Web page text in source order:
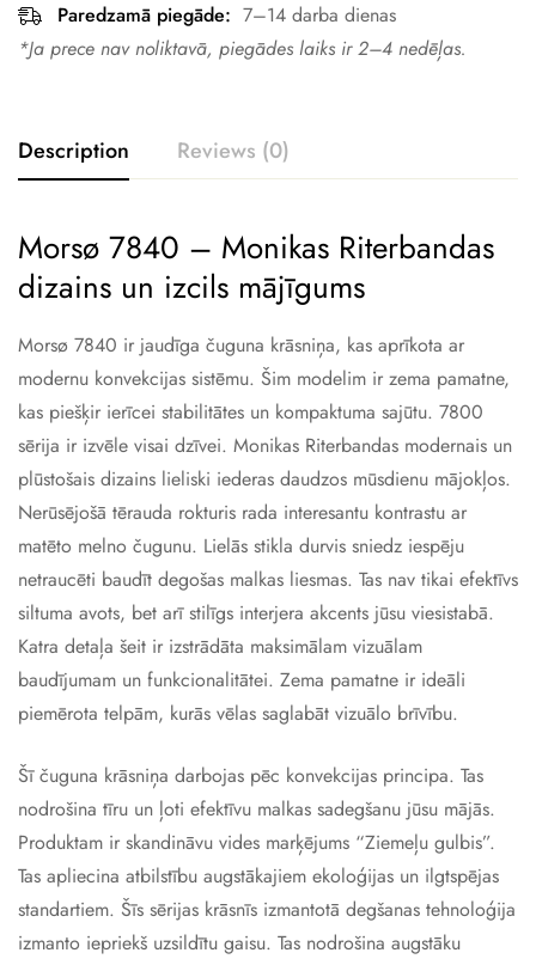
Paredzamā piegāde: 7–14 darba dienas
*Ja prece nav noliktavā, piegādes laiks ir 2–4 nedēļas.
Description Reviews (0)
Morsø 7840 – Monikas Riterbandas
dizains un izcils mājīgums
Morsø 7840 ir jaudīga čuguna krāsniņa, kas aprīkota ar
modernu konvekcijas sistēmu. Šim modelim ir zema pamatne,
kas piešķir ierīcei stabilitātes un kompaktuma sajūtu. 7800
sērija ir izvēle visai dzīvei. Monikas Riterbandas modernais un
plūstošais dizains lieliski iederas daudzos mūsdienu mājokļos.
Nerūsējošā tērauda rokturis rada interesantu kontrastu ar
matēto melno čugunu. Lielās stikla durvis sniedz iespēju
netraucēti baudīt degošas malkas liesmas. Tas nav tikai efektīvs
siltuma avots, bet arī stilīgs interjera akcents jūsu viesistabā.
Katra detaļa šeit ir izstrādāta maksimālam vizuālam
baudījumam un funkcionalitātei. Zema pamatne ir ideāli
piemērota telpām, kurās vēlas saglabāt vizuālo brīvību.
Šī čuguna krāsniņa darbojas pēc konvekcijas principa. Tas
nodrošina tīru un ļoti efektīvu malkas sadegšanu jūsu mājās.
Produktam ir skandināvu vides marķējums “Ziemeļu gulbis”.
Tas apliecina atbilstību augstākajiem ekoloģijas un ilgtspējas
standartiem. Šīs sērijas krāsnīs izmantotā degšanas tehnoloģija
izmanto iepriekš uzsildītu gaisu. Tas nodrošina augstāku